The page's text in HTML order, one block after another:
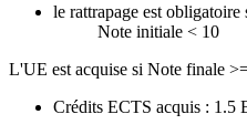
le rattrapage est obligatoire
Note initiale < 10
L'UE est acquise si Note finale
Crédits ECTS acquis : 1.5